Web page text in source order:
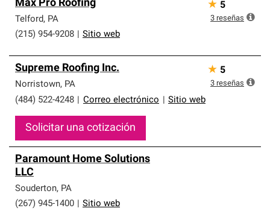
Max Pro Roofing
Telford, PA
(215) 954-9208
Sitio web
★ 5
3 reseñas
Supreme Roofing Inc.
Norristown, PA
(484) 522-4248
Correo electrónico Sitio web
Solicitar una cotización
★ 5
3 reseñas
Paramount Home Solutions
LLC
Souderton, PA
(267) 945-1400
Sitio web